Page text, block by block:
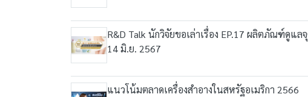
R&D Talk นักวิจัยขอเล่าเรื่อง EP.17 ผลิตภัณฑ์ดูแ
14 มิ.ย. 2567
แนวโน้มตลาดเครื่องสำอางในสหรัฐอเมริกา 2566